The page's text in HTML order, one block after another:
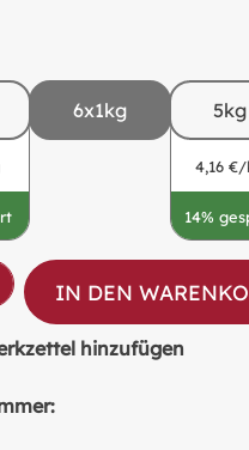
6x1kg 5kg
4,16
14%
Gib den
IN DEN
hinzufügen